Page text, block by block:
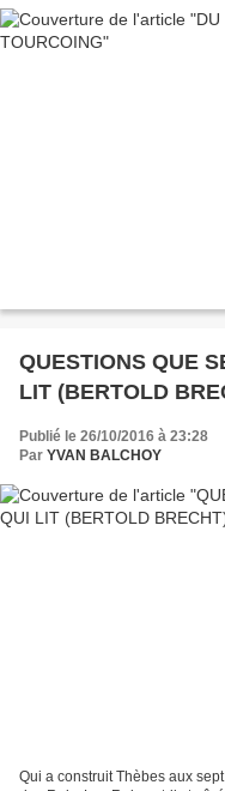
QUESTIONS QUE
LIT (BERTOLD
Publié le 26/10/2016 à 23:28
Par YVAN BALCHOY
Qui a construit Thèbes aux